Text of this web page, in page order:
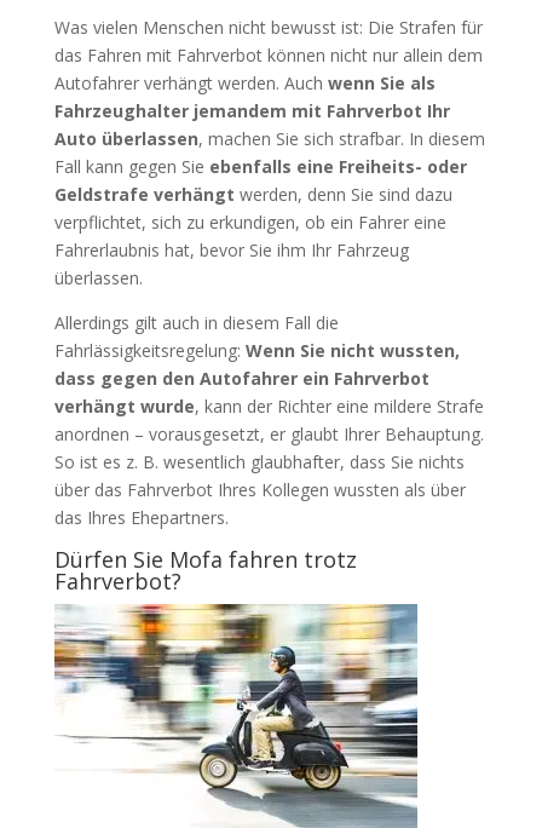
Was vielen Menschen nicht bewusst ist: Die Strafen für
das Fahren mit Fahrverbot können nicht nur allein dem
Autofahrer verhängt werden. Auch wenn Sie als
Fahrzeughalter jemandem mit Fahrverbot Ihr
Auto überlassen, machen Sie sich strafbar. In diesem
Fall kann gegen Sie ebenfalls eine Freiheits- oder
Geldstrafe verhängt werden, denn Sie sind dazu
verpflichtet, sich zu erkundigen, ob ein Fahrer eine
Fahrerlaubnis hat, bevor Sie ihm Ihr Fahrzeug
überlassen.
Allerdings gilt auch in diesem Fall die
Fahrlässigkeitsregelung: Wenn Sie nicht wussten,
dass gegen den Autofahrer ein Fahrverbot
verhängt wurde, kann der Richter eine mildere Strafe
anordnen – vorausgesetzt, er glaubt Ihrer Behauptung.
So ist es z. B. wesentlich glaubhafter, dass Sie nichts
über das Fahrverbot Ihres Kollegen wussten als über
das Ihres Ehepartners.
Dürfen Sie Mofa fahren trotz
Fahrverbot?